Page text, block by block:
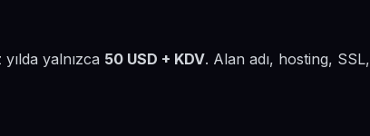
yalnızca 50 USD + KDV. Alan adı, hosting, SSL,